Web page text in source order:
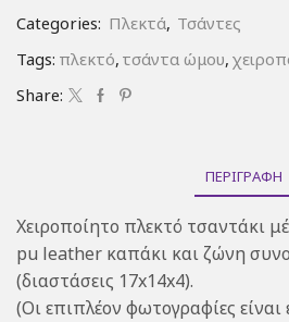
Categories: Πλεκτά, Τσάντες
Tags: πλεκτό, τσάντα ώμου,
Share:
ΠΕΡΙΓΡΑΦΉ
Χειροποίητο πλεκτό τσαντάκι
pu leather καπάκι και ζώνη
(διαστάσεις 17x14x4).
(Οι επιπλέον φωτογραφίες είναι